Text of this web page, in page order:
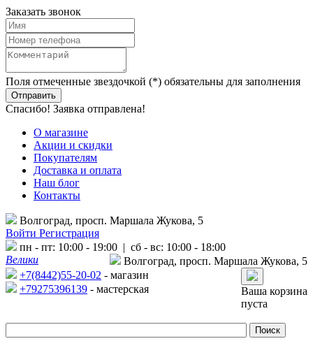
Заказать звонок
Поля отмеченные звездочкой (*) обязательны для заполнения
Спасибо! Заявка отправлена!
О магазине
Акции и скидки
Покупателям
Доставка и оплата
Наш блог
Контакты
Волгоград, просп. Маршала Жукова, 5
Войти Регистрация
пн - пт: 10:00 - 19:00 | сб - вс: 10:00 - 18:00
Велики
Волгоград, просп. Маршала Жукова, 5
+7(8442)55-20-02 - магазин
+79275396139 - мастерская
Ваша корзина
пуста